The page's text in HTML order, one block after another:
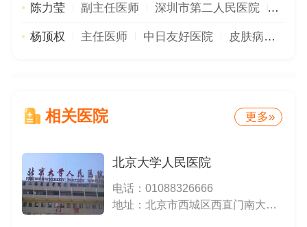
陈力莹 副主任医师 深圳市第二人民医院 整形
杨顶权 主任医师 中日友好医院 皮肤病与性病科
相关医院 更多»
北京大学人民医院
电话： 01088326666
地址：北京市西城区西直门南大街11号